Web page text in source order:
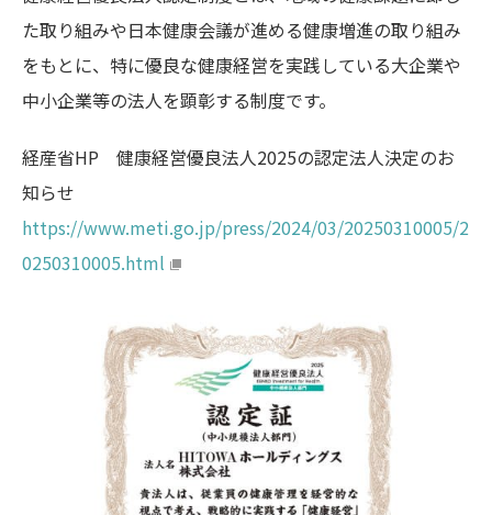
た取り組みや日本健康会議が進める健康増進の取り組み
をもとに、特に優良な健康経営を実践している大企業や
中小企業等の法人を顕彰する制度です。
経産省HP 健康経営優良法人2025の認定法人決定のお
知らせ
https://www.meti.go.jp/press/2024/03/20250310005/2
0250310005.html